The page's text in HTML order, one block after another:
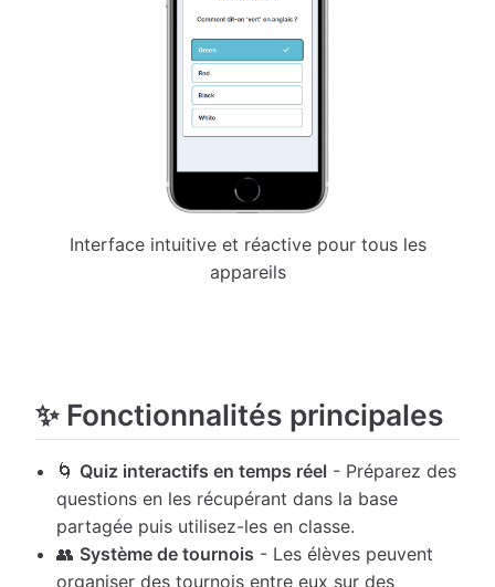
Interface intuitive et réactive pour tous les
appareils
✨ Fonctionnalités principales
🌀 Quiz interactifs en temps réel - Préparez des
questions en les récupérant dans la base
partagée puis utilisez-les en classe.
👥 Système de tournois - Les élèves peuvent
organiser des tournois entre eux sur des